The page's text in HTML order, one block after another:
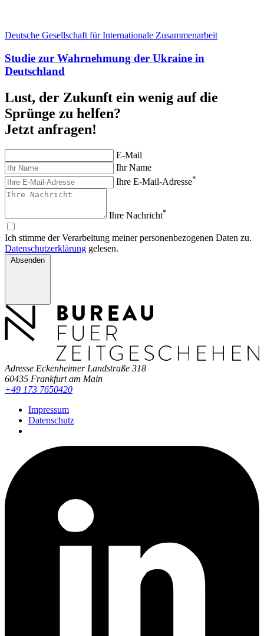
Deutsche Gesellschaft für Internationale Zusammenarbeit
Studie zur Wahrnehmung der Ukraine in
Deutschland
Lust, der Zukunft ein wenig auf die
Sprünge zu helfen?
Jetzt anfragen!
E-Mail
Ihr Name
Ihre E-Mail-Adresse*
Ihre Nachricht*
Ich stimme der Verarbeitung meiner personenbezogenen Daten zu.
Datenschutzerklärung gelesen.
Absenden
Adresse Eckenheimer Landstraße 318
60435 Frankfurt am Main
+49 173 7650420
Impressum
Datenschutz